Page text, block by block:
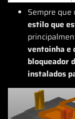
Sempre que
estilo que
ventoinha e
bloqueador
instalados